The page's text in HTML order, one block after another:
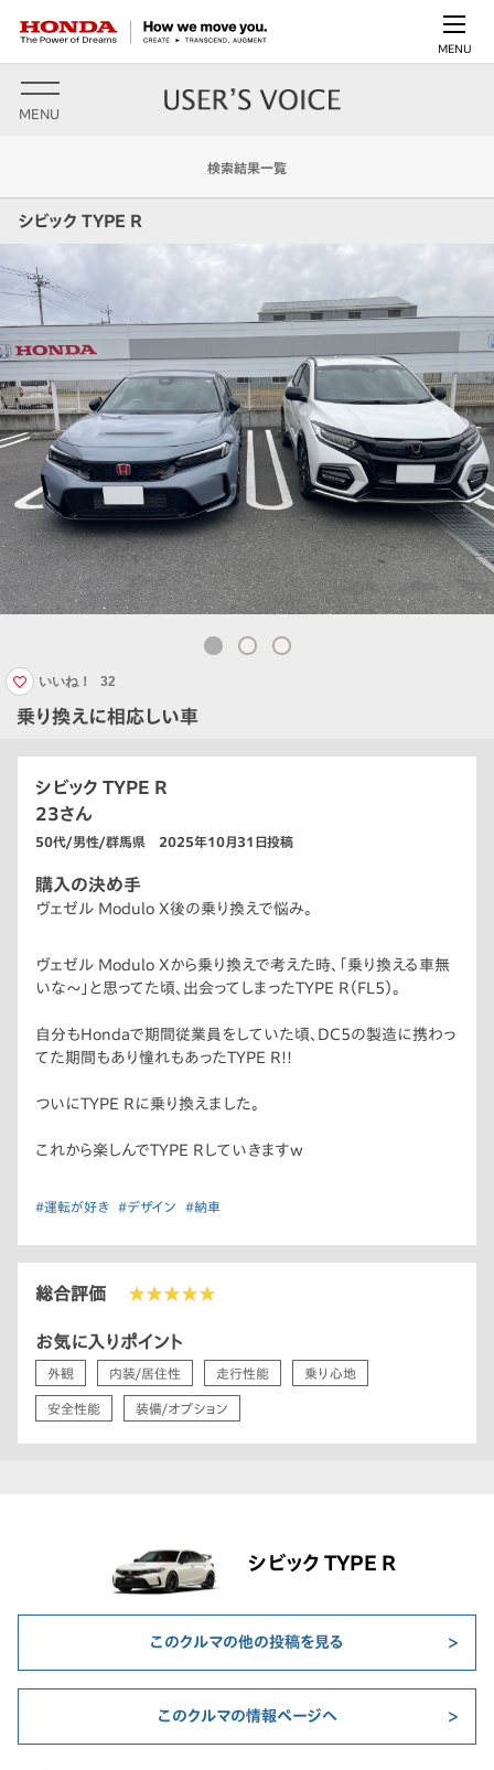
MENU
MENU
検索結果一覧
シビック TYPE R
乗り換えに相応しい車
いいね！ 32
シビック TYPE R
23さん
50代/男性/群馬県 2025年10月31日投稿
購入の決め手
ヴェゼル Modulo X後の乗り換えで悩み。
ヴェゼル Modulo Xから乗り換えで考えた時、「乗り換える車無
いな〜」と思ってた頃、出会ってしまったTYPE R（FL5）。
自分もHondaで期間従業員をしていた頃、DC5の製造に携わっ
てた期間もあり憧れもあったTYPE R!!
ついにTYPE Rに乗り換えました。
これから楽しんでTYPE Rしていきますw
#運転が好き #デザイン #納車
総合評価 ★★★★★
お気に入りポイント
外観 内装/居住性 走行性能 乗り心地
安全性能 装備/オプション
シビック TYPE R
このクルマの他の投稿を見る
このクルマの情報ページへ